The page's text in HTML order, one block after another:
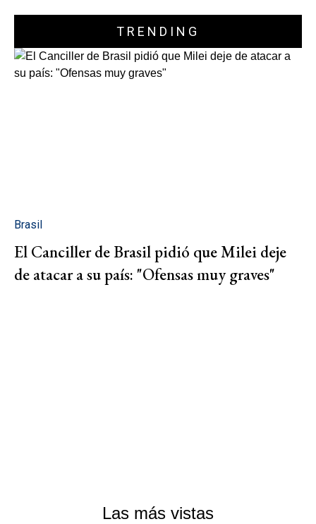
TRENDING
Brasil
El Canciller de Brasil pidió que Milei deje
de atacar a su país: "Ofensas muy graves"
Las más vistas